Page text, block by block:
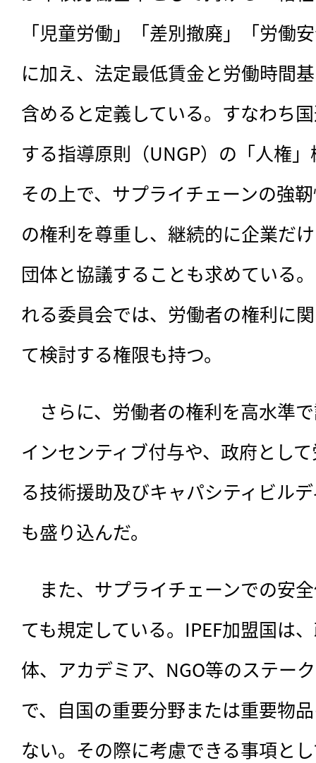
「児童労働」「差別撤廃」「労働
に加え、法定最低賃金と労働時間
含めると定義している。すなわち
する指導原則（UNGP）の「人権
その上で、サプライチェーンの強
の権利を尊重し、継続的に企業だ
団体と協議することも求めている
れる委員会では、労働者の権利に
て検討する権限も持つ。
さらに、労働者の権利を高水準
インセンティブ付与や、政府とし
る技術援助及びキャパシティビル
も盛り込んだ。
また、サプライチェーンでの安
ても規定している。IPEF加盟国は
体、アカデミア、NGO等のステー
で、自国の重要分野または重要物
ない。その際に考慮できる事項と